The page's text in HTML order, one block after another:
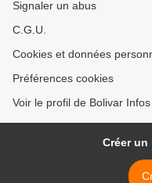
Signaler un abus
C.G.U.
Cookies et données
Préférences cookies
Voir le profil de Bolivar
Créer